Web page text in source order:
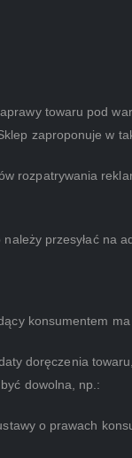
towaru pod
zaproponuje w
rozpatrywania
przesyłać na
konsumentem
doręczenia
dowolna, np.:
o prawach